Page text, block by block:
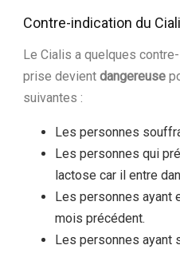
Contre-indication du
Le Cialis a quelques
prise devient dangereuse
suivantes :
Les personnes
Les personnes qui
lactose car il entre
Les personnes ayant
mois précédent.
Les personnes ayant